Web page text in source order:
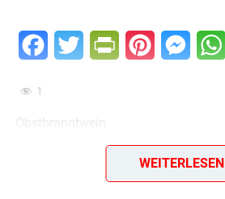
FacebookTwitter PrintFriendly
Pinterest
1
Obstbranntwein
In ein großes 10- bis 15-Liter-
Früchte füllen (Erdbeeren, Kirschen,
WEITERLESEN